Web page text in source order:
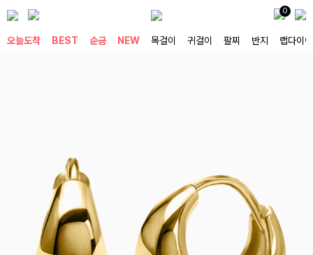
0
오늘도착 BEST 순금 NEW 목걸이 귀걸이 팔찌 반지 랩다이아